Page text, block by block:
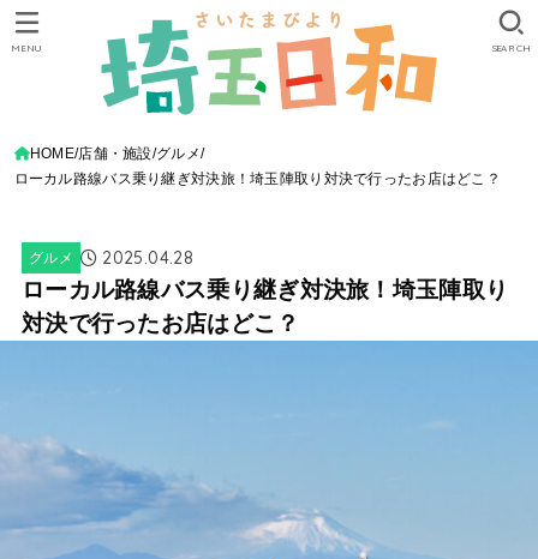
SEARCH
MENU
HOME 店舗・施設 グルメ
ローカル路線バス乗り継ぎ対決旅！埼玉陣取り対決で行ったお店はどこ？
グルメ 2025.04.28
ローカル路線バス乗り継ぎ対決旅！埼玉陣取り
対決で行ったお店はどこ？